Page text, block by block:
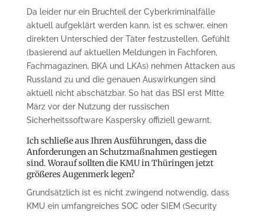
Da leider nur ein Bruchteil der Cyberkriminalfälle
aktuell aufgeklärt werden kann, ist es schwer, einen
direkten Unterschied der Täter festzustellen. Gefühlt
(basierend auf aktuellen Meldungen in Fachforen,
Fachmagazinen, BKA und LKAs) nehmen Attacken aus
Russland zu und die genauen Auswirkungen sind
aktuell nicht abschätzbar. So hat das BSI erst Mitte
März vor der Nutzung der russischen
Sicherheitssoftware Kaspersky offiziell gewarnt.
Ich schließe aus Ihren Ausführungen, dass die
Anforderungen an Schutzmaßnahmen gestiegen
sind. Worauf sollten die KMU in Thüringen jetzt
größeres Augenmerk legen?
Grundsätzlich ist es nicht zwingend notwendig, dass
KMU ein umfangreiches SOC oder SIEM (Security